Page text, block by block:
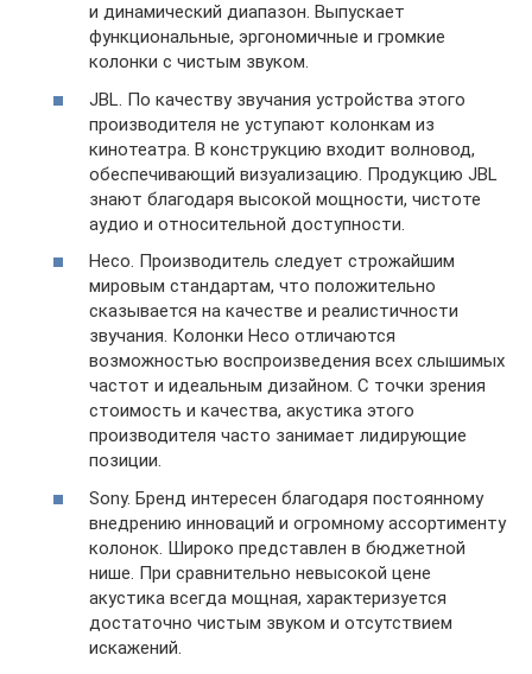
и динамический диапазон. Выпускает
функциональные, эргономичные и громкие
колонки с чистым звуком.
JBL. По качеству звучания устройства этого
производителя не уступают колонкам из
кинотеатра. В конструкцию входит волновод,
обеспечивающий визуализацию. Продукцию JBL
знают благодаря высокой мощности, чистоте
аудио и относительной доступности.
Heco. Производитель следует строжайшим
мировым стандартам, что положительно
сказывается на качестве и реалистичности
звучания. Колонки Heco отличаются
возможностью воспроизведения всех слышимых
частот и идеальным дизайном. С точки зрения
стоимость и качества, акустика этого
производителя часто занимает лидирующие
позиции.
Sony. Бренд интересен благодаря постоянному
внедрению инноваций и огромному ассортименту
колонок. Широко представлен в бюджетной
нише. При сравнительно невысокой цене
акустика всегда мощная, характеризуется
достаточно чистым звуком и отсутствием
искажений.